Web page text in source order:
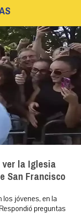
la Iglesia
San Francisco
los jóvenes, en la
preguntas